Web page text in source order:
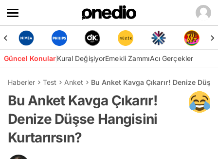
Güncel KonularKural DeğişiyorEmekli ZammıAcı Gerçekler
Haberler Test Anket Bu Anket Kavga Çıkarır! Denize
Bu Anket Kavga Çıkarır!
Denize Düşse Hangisini
Kurtarırsın?